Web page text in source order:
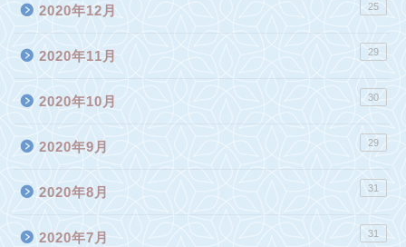
2020年12月 25
2020年11月 29
2020年10月 30
2020年9月 29
2020年8月 31
2020年7月 31